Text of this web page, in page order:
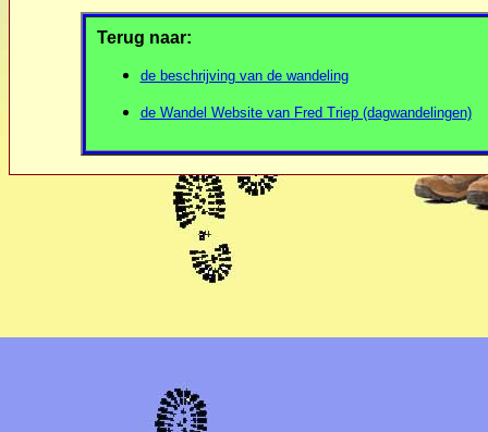
Terug naar:
de beschrijving van de wandeling
de Wandel Website van Fred Triep (dagwandelingen)